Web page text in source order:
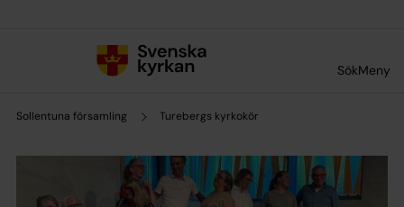
SökMeny
Sollentuna församling Turebergs kyrkokör